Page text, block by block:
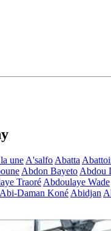
une A'salfo Abatta
Abdon Bayeto Abdou
Traoré Abdoulaye Wade
Abi-Daman Koné Abidjan